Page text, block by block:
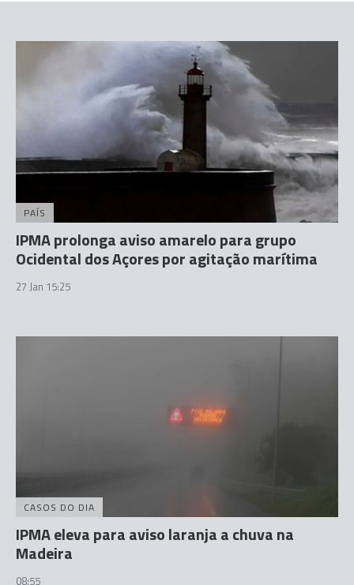
PAÍS
IPMA prolonga aviso amarelo para grupo
Ocidental dos Açores por agitação marítima
27 Jan 15:25
CASOS DO DIA
IPMA eleva para aviso laranja a chuva na
Madeira
08:55